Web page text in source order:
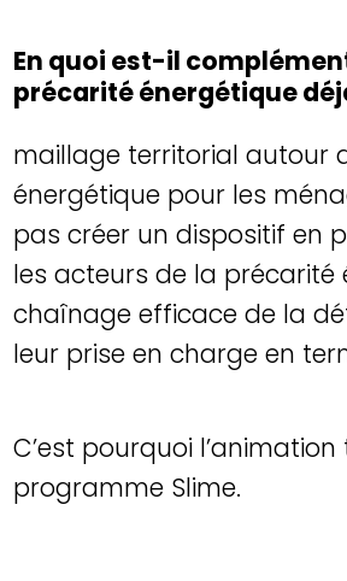
En quoi est-il
précarité énergétique
maillage territorial autour
énergétique pour les
pas créer un dispositif en
les acteurs de la précarité
chaînage efficace de la
leur prise en charge en
C’est pourquoi
programme Slime.